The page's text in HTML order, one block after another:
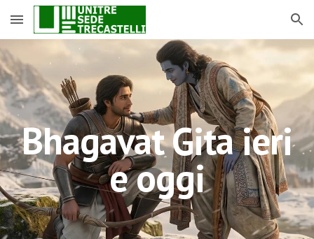
Skip to main content Skip to navigation
Bhagavat Gita ieri
e oggi